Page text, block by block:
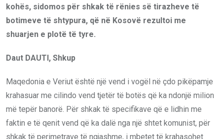
kohës, sidomos për shkak të rënies së tirazheve të
botimeve të shtypura, që në Kosovë rezultoi me
shuarjen e plotë të tyre.
Daut DAUTI, Shkup
Maqedonia e Veriut është një vend i vogël në çdo pikëpamje
krahasuar me cilindo vend tjetër të botës që ka ndonjë milion
më tepër banorë. Për shkak të specifikave që e lidhin me
faktin e të qenit vend që ka dalë nga një shtet komunist, për
shkak të perimetrave të ngjashme, i mbetet të krahasohet